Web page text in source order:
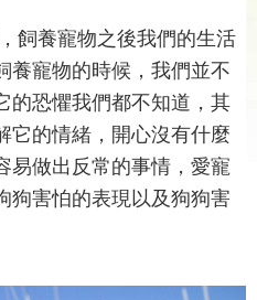
飼養寵物之後我們的生活
養寵物的時候，我們並不
的恐懼我們都不知道，其
它的情緒，開心沒有什麼
易做出反常的事情，愛寵
狗害怕的表現以及狗狗害